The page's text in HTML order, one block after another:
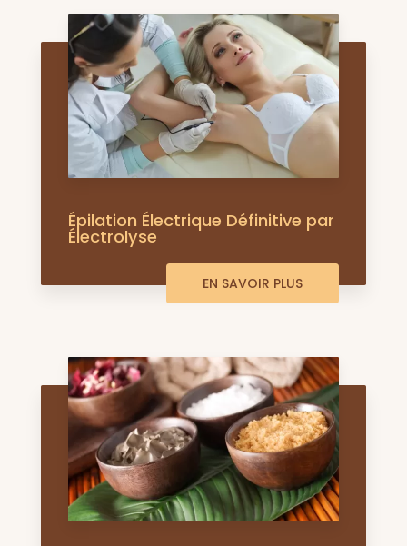
Épilation Électrique Définitive par
Électrolyse
EN SAVOIR PLUS